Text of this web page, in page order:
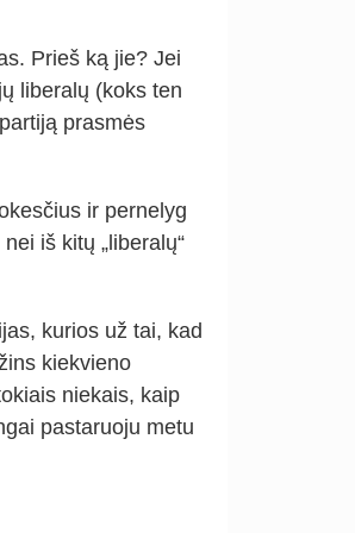
Prieš ką jie? Jei
liberalų (koks ten
prasmės
ir pernelyg
iš kitų „liberalų“
kurios už tai, kad
kiekvieno
niekais, kaip
pastaruoju metu